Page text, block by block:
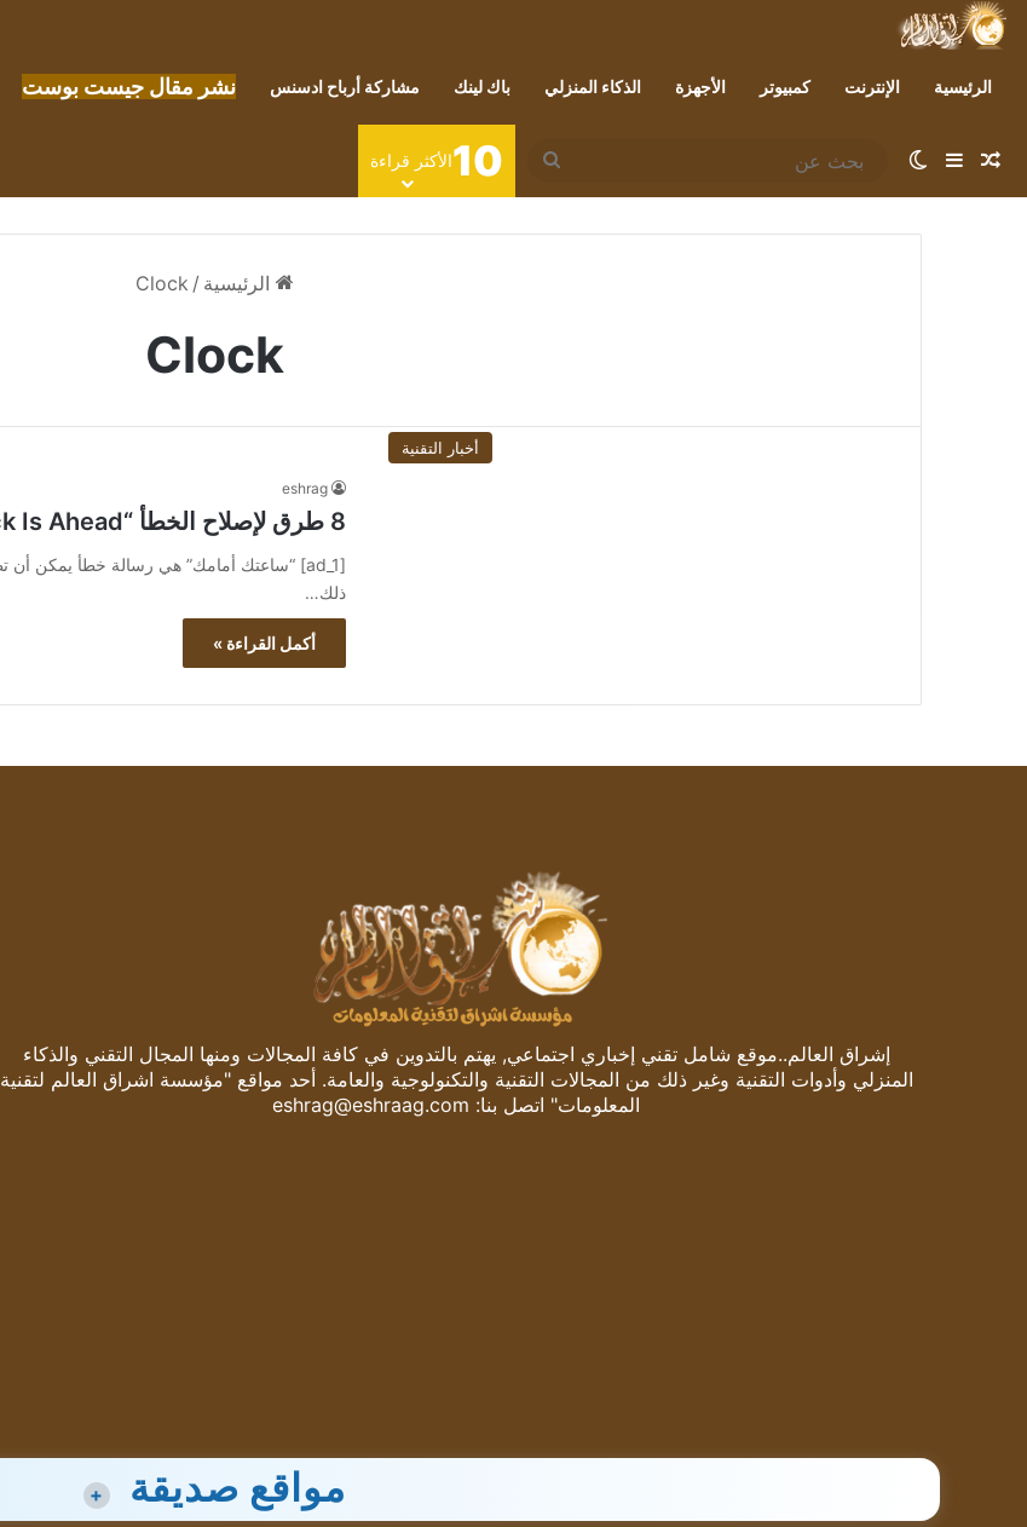
الرئيسية الإنترنت كمبيوتر الأجهزة الذكاء المنزلي باك لينك مشاركة أرباح ادسنس نشر مقال جيست بوست
مقال عشوائي
إضافة عمود جانبي
الوضع المظلم
بحث
عن
10الأكثر قراءة
الرئيسية /
Clock
Clock
أخبار التقنية
eshrag
8 طرق لإصلاح الخطأ “Your Clock Is Ahead” في Chrome
ذلك…
أكمل القراءة »
إشراق العالم..موقع شامل تقني إخباري اجتماعي, يهتم بالتدوين في كافة المجالات ومنها المجال التقني والذكاء
المنزلي وأدوات التقنية وغير ذلك من المجالات التقنية والتكنولوجية والعامة. أحد مواقع "مؤسسة اشراق العالم لتقنية
المعلومات" اتصل بنا: eshrag@eshraag.com
مواقع صديقة +